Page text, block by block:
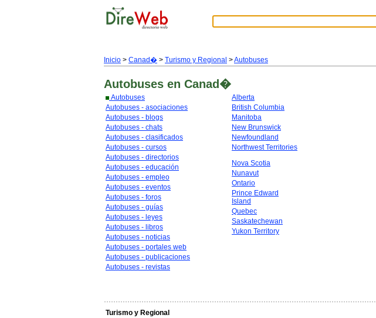
Inicio > Canad� > Turismo y Regional >Autobuses
Autobuses en Canad�
Autobuses
Autobuses - asociaciones
Autobuses - blogs
Autobuses - chats
Autobuses - clasificados
Autobuses - cursos
Autobuses - directorios
Autobuses - educación
Autobuses - empleo
Autobuses - eventos
Autobuses - foros
Autobuses - guías
Autobuses - leyes
Autobuses - libros
Autobuses - noticias
Autobuses - portales web
Autobuses - publicaciones
Autobuses - revistas
Alberta
British Columbia
Manitoba
New Brunswick
Newfoundland
Northwest Territories
Nova Scotia
Nunavut
Ontario
Prince Edward
Island
Quebec
Saskatechewan
Yukon Territory
Turismo y Regional